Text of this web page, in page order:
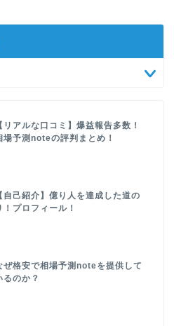
【リアルな口コミ】爆益報告多数！
場予測noteの評判まとめ！
【自己紹介】億り人を達成した道の
！プロフィール！
ぜ格安で相場予測noteを提供して
るのか？